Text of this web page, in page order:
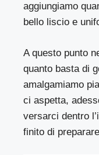
aggiungiamo
bello liscio e
A questo punto
quanto basta di
amalgamiamo
ci aspetta,
versarci dentro
finito di